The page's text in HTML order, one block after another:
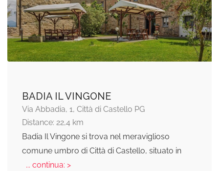
BADIA IL VINGONE
Via Abbadia, 1, Città di Castello PG
Distance: 22,4 km
Badia Il Vingone si trova nel meraviglioso
comune umbro di Città di Castello, situato in
... continua: >